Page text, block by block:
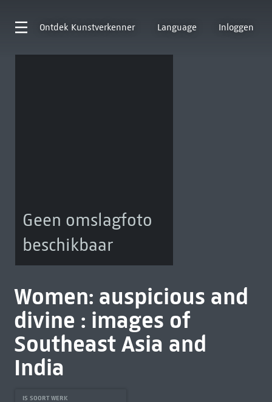
Ontdek Kunstverkenner Language Inloggen
Geen omslagfoto
beschikbaar
Women: auspicious and
divine : images of
Southeast Asia and
India
IS SOORT WERK